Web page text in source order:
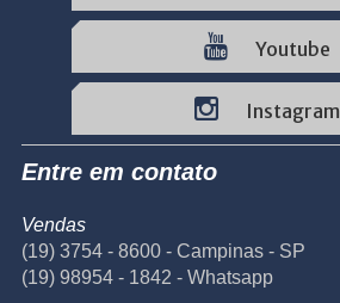
Youtube
Instagram
Entre em contato
Vendas
(19) 3754 - 8600 - Campinas - SP
(19) 98954 - 1842 - Whatsapp